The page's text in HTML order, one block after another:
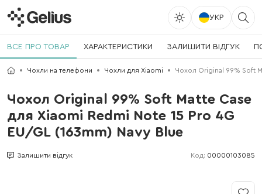
УКР
ВСЕ ПРО ТОВАР ХАРАКТЕРИСТИКИ ЗАЛИШИТИ ВІДГУК
Чохли на телефони Чохли для Xiaomi Чохол Original 99% Soft
Чохол Original 99% Soft Matte Case
для Xiaomi Redmi Note 15 Pro 4G
EU/GL (163mm) Navy Blue
Залишити відгук Код: 00000103085